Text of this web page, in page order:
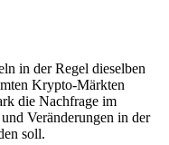
in der Regel dieselben
Krypto-Märkten
die Nachfrage im
Veränderungen in der
soll.